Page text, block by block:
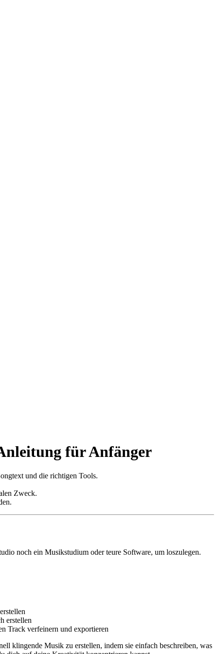
für Anfänger
und die richtigen Tools.
Zweck.
noch ein Musikstudium oder teure Software, um loszulegen.
erstellen
Track verfeinern und exportieren
klingende Musik zu erstellen, indem sie einfach beschreiben, was